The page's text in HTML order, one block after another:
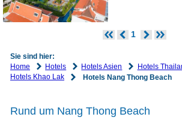
1
Sie sind hier:
Home
Hotels Hotels Asien
Hotels
Hotels Khao Lak
Hotels Nang Thong Beach
Rund um Nang Thong Beach